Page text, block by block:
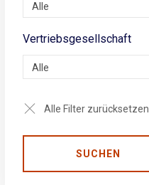
Alle
Vertriebsgesellschaft
Alle
Alle Filter zurücksetzen
SUCHEN